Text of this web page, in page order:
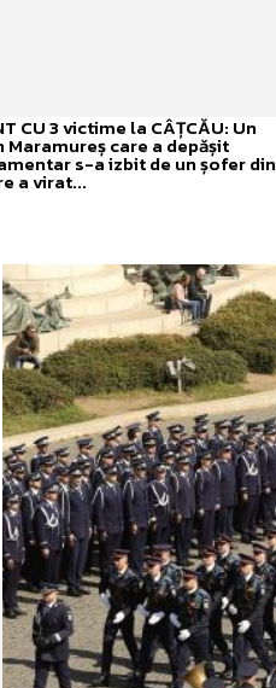
CU 3 victime la CÂȚCĂU: Un
Maramureș care a depășit
s-a izbit de un șofer din
a virat...